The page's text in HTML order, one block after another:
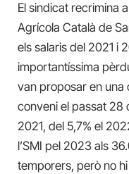
El sindicat recrimina
Agrícola Català de
els salaris del 2021 i
importantíssima
van proposar en una
conveni el passat 28
2021, del 5,7% el
l’SMI pel 2023 als
temporers, però no